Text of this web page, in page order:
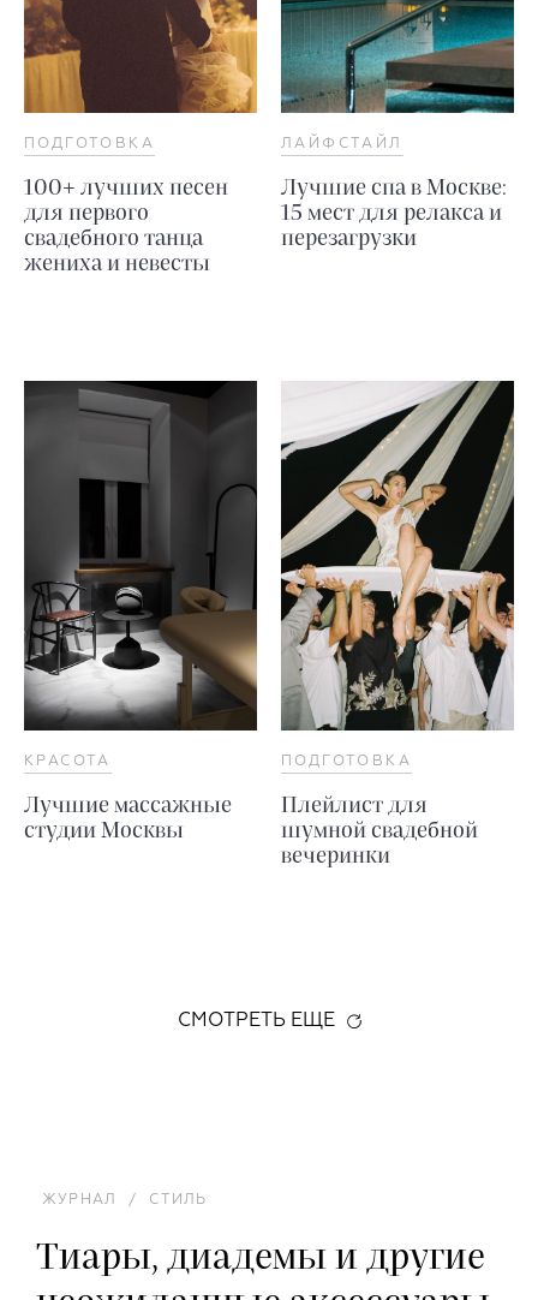
ПОДГОТОВКА
100+ лучших песен
для первого
свадебного танца
жениха и невесты
ЛАЙФСТАЙЛ
Лучшие спа в Москве:
15 мест для релакса и
перезагрузки
КРАСОТА
Лучшие массажные
студии Москвы
ПОДГОТОВКА
Плейлист для
шумной свадебной
вечеринки
СМОТРЕТЬ ЕЩЕ
ЖУРНАЛ / СТИЛЬ
Тиары, диадемы и другие